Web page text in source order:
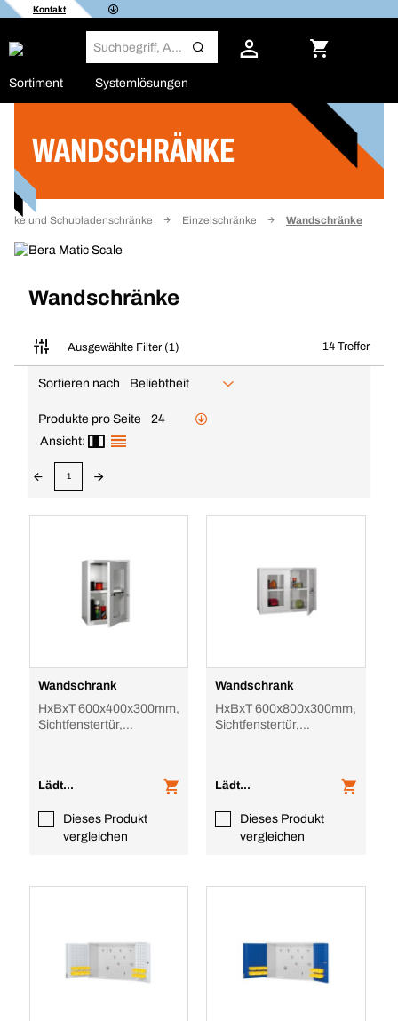
Kontakt
Sortiment Systemlösungen
WANDSCHRÄNKE
und Schubladenschränke Einzelschränke Wandschränke
Wandschränke
Ausgewählte Filter (1) 14 Treffer
Filter
Sortieren nach Beliebtheit
Produkte pro Seite
24
Ansicht:
1
Wandschrank
HxBxT 600x400x300mm,
Sichtfenstertür,
Lädt...
Dieses Produkt
vergleichen
Wandschrank
HxBxT 600x800x300mm,
Sichtfenstertür,
Lädt...
Dieses Produkt
vergleichen